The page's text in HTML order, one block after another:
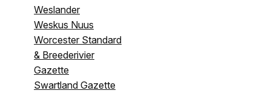
Weslander
Weskus Nuus
Worcester Standard
& Breederivier
Gazette
Swartland Gazette